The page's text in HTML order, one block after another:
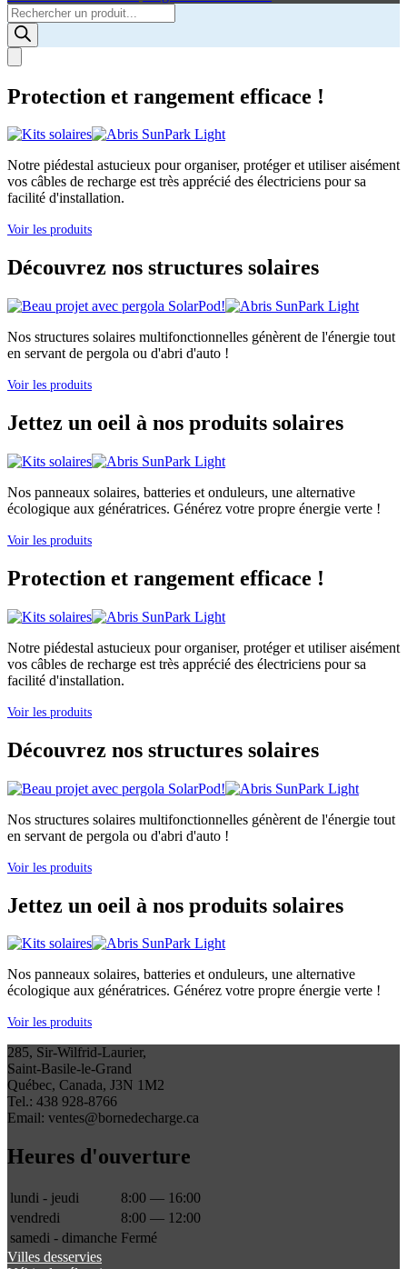
Products
search
Protection et rangement efficace !
Notre piédestal astucieux pour organiser, protéger et utiliser aisément
vos câbles de recharge est très apprécié des électriciens pour sa
facilité d'installation.
Voir les produits
Découvrez nos structures solaires
Nos structures solaires multifonctionnelles génèrent de l'énergie tout
en servant de pergola ou d'abri d'auto !
Voir les produits
Jettez un oeil à nos produits solaires
Nos panneaux solaires, batteries et onduleurs, une alternative
écologique aux génératrices. Générez votre propre énergie verte !
Voir les produits
Protection et rangement efficace !
Notre piédestal astucieux pour organiser, protéger et utiliser aisément
vos câbles de recharge est très apprécié des électriciens pour sa
facilité d'installation.
Voir les produits
Découvrez nos structures solaires
Nos structures solaires multifonctionnelles génèrent de l'énergie tout
en servant de pergola ou d'abri d'auto !
Voir les produits
Jettez un oeil à nos produits solaires
Nos panneaux solaires, batteries et onduleurs, une alternative
écologique aux génératrices. Générez votre propre énergie verte !
Voir les produits
285, Sir-Wilfrid-Laurier,
Saint-Basile-le-Grand
Québec, Canada, J3N 1M2
Tel.: 438 928-8766
Email: ventes@bornedecharge.ca
Heures d'ouverture
lundi - jeudi
8:00 — 16:00
vendredi
8:00 — 12:00
samedi - dimanche Fermé
Villes desservies